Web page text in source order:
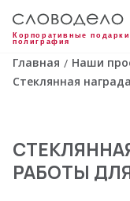
Корпоративные
полиграфия
Главная / Наши
Стеклянная
РАБОТЫ